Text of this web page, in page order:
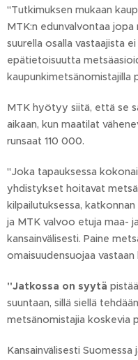
"Tutkimuksen mukaan
MTK:n edunvalvontaa
suurella osalla vastaajista
epätietoisuutta
kaupunkimetsänomistajilla
MTK hyötyy siitä, että se
aikaan, kun maatilat
runsaat 110 000.
"Joka tapauksessa
yhdistykset hoitavat
kilpailutuksessa, katkonnan
ja MTK valvoo etuja maa-
kansainvälisesti. Paine
omaisuudensuojaa
"Jatkossa on syytä
suuntaan, sillä siellä
metsänomistajia koskevia
Kansainvälisesti